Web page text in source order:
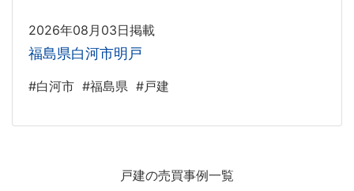
2026年08月03日掲載
福島県白河市明戸
#白河市 #福島県 #戸建
戸建の売買事例一覧